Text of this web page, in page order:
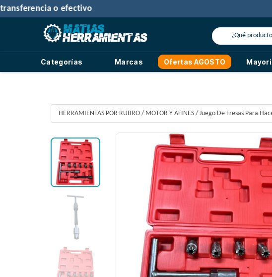
Categorías Marcas Ofertas AGOSTO
HERRAMIENTAS POR RUBRO / MOTOR Y AFINES / Juego De Fresas Para